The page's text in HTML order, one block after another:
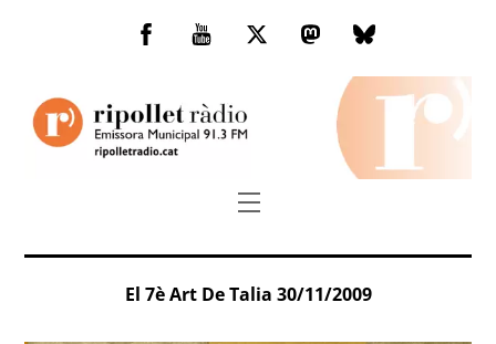
Facebook
You
TwitterMastodonBluesky
Menu
El 7è Art De Talia 30/11/2009